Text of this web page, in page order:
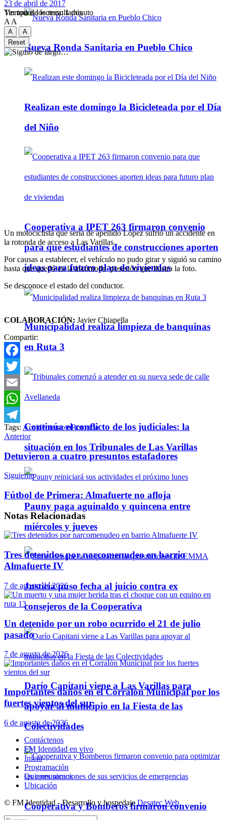
Nueva Ronda Sanitaria en Pueblo Chico
Realizan este domingo la Bicicleteada por el Día
del Niño
Cooperativa a IPET 263 firmaron convenio
para que estudiantes de construcciones aporten
ideas para futuro plan de viviendas
Municipalidad realiza limpieza de banquinas
en Ruta 3
Continúa el conflicto de los judiciales: la
situación en los Tribunales de Las Varillas
Pauny paga aguinaldo y quincena entre
miércoles y jueves
Justicia puso fecha al juicio contra ex
consejeros de la Cooperativa
Darío Capitani viene a Las Varillas para
apoyar al municipio en la Fiesta de las
Colectividades
Cooperativa y Bomberos firmaron convenio
Ver todos los ressultados
23 de abril de 2017
Tiempo de lectura: 1 minuto
A A
A
A
Reset
Un motociclista que sería de apellido López sufrió un accidente en
la rotonda de acceso a Las Varillas.
Por causas a establecer, el vehículo no pudo girar y siguió su camino
hasta que quedó en la incómoda posesión que ilustra la foto.
Se desconoce el estado del conductor.
COLABORACIÓN: Javier Chiapella
Compartir:
Facebook
Twitter
Email
WhatsApp
Telegram
Tags: AccidentemotoRotonda
Anterior
Detuvieron a cuatro presuntos estafadores
Siguiente
Fútbol de Primera: Almafuerte no afloja
Notas Relacionadas
Tres detenidos por narcomenudeo en barrio
Almafuerte IV
7 de agosto de 2026
Un detenido por un robo ocurrido el 21 de julio
pasado
7 de agosto de 2026
Importantes daños en el Corralón Municipal por los
fuertes vientos del sur
6 de agosto de 2026
Contáctenos
FM Identidad en vivo
Inicio
Programación
Quienes somos
Ubicación
© FM Identidad - Desarrollo y hospedaje Desatec Web.